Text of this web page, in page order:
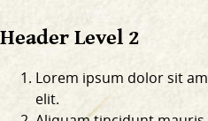
Header Level 2
Lorem ipsum dolor sit
elit.